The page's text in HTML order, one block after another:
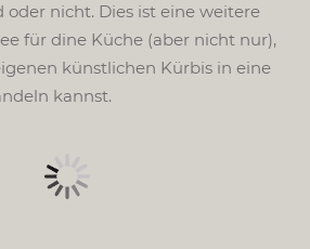
oder nicht. Dies ist eine weitere
für dine Küche (aber nicht nur),
künstlichen Kürbis in eine
kannst.